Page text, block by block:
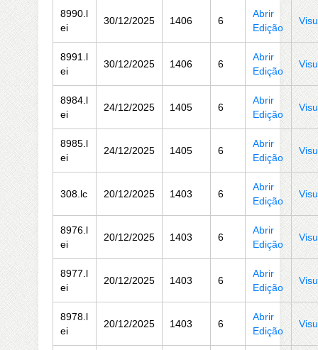
8990.l
ei
30/12/2025 1406 6
Abrir
Edição
8991.l
ei
30/12/2025 1406 6
Abrir
Edição
8984.l
ei
24/12/2025 1405 6
Abrir
Edição
8985.l
ei
24/12/2025 1405 6
Abrir
Edição
308.lc 20/12/2025 1403 6
Abrir
Edição
8976.l
ei
20/12/2025 1403 6
Abrir
Edição
8977.l
ei
20/12/2025 1403 6
Abrir
Edição
8978.l
ei
20/12/2025 1403 6
Abrir
Edição